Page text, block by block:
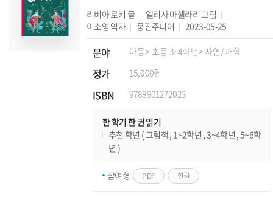
리비아 로키 글 엘리사 마첼라리그림
이소영 역자 웅진주니어 2023-05-25
분야 아동> 초등 3~4학년> 자연/과학
정가 15,000원
ISBN 9788901272023
한 학기 한 권 읽기
추천 학년 ( 그림책 , 1~2학년 , 3~4학년 , 5~6학
년 )
참여형 PDF 한글